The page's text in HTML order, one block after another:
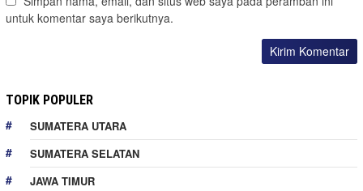
untuk komentar saya berikutnya.
TOPIK POPULER
SUMATERA UTARA
SUMATERA SELATAN
JAWA TIMUR